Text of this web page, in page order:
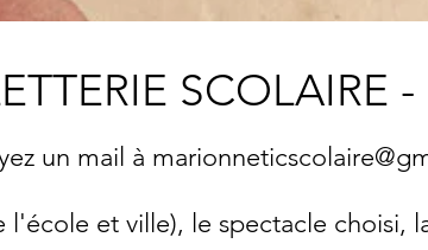
SCOLAIRE -
un mail à
et ville), le spectacle choisi,